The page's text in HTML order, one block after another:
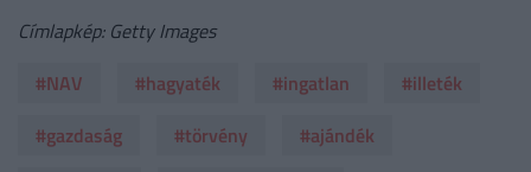
Címlapkép: Getty Images
#NAV
#hagyaték #ingatlan
#illeték
#gazdaság
#törvény
#ajándék